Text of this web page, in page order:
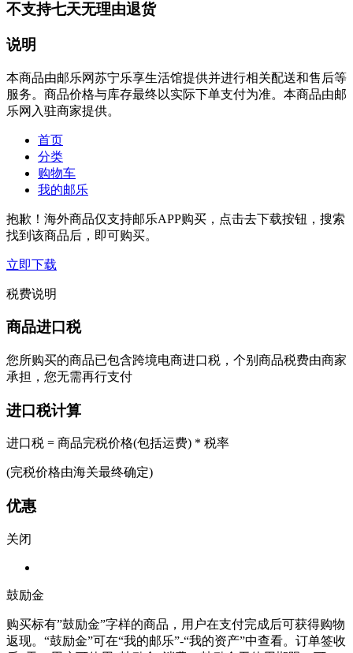
不支持七天无理由退货
说明
本商品由邮乐网苏宁乐享生活馆提供并进行相关配送和售后等
服务。商品价格与库存最终以实际下单支付为准。本商品由邮
乐网入驻商家提供。
首页
分类
购物车
我的邮乐
抱歉！海外商品仅支持邮乐APP购买，点击去下载按钮，搜索
找到该商品后，即可购买。
立即下载
税费说明
商品进口税
您所购买的商品已包含跨境电商进口税，个别商品税费由商家
承担，您无需再行支付
进口税计算
进口税 = 商品完税价格(包括运费) * 税率
(完税价格由海关最终确定)
优惠
关闭
鼓励金
购买标有”鼓励金”字样的商品，用户在支付完成后可获得购物
返现。“鼓励金”可在“我的邮乐”-“我的资产”中查看。订单签收